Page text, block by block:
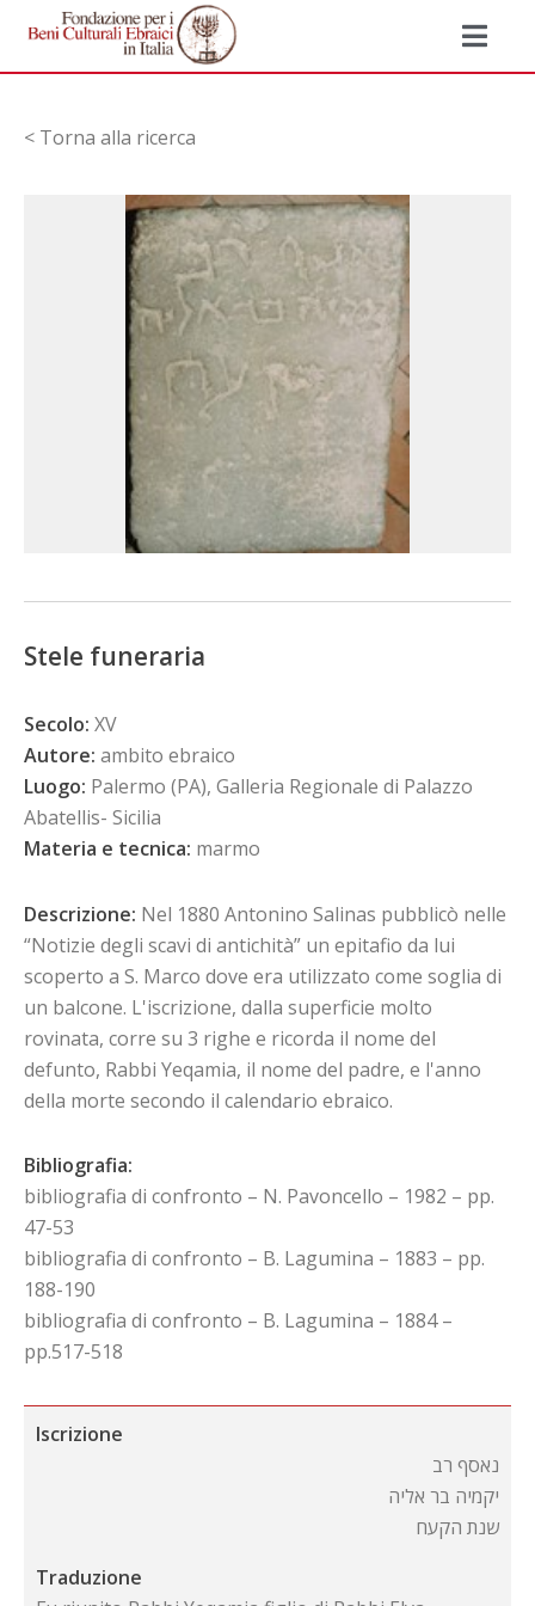
< Torna alla ricerca
Stele funeraria
Secolo: XV
Autore: ambito ebraico
Luogo: Palermo (PA), Galleria Regionale di Palazzo
Abatellis- Sicilia
Materia e tecnica: marmo
Descrizione: Nel 1880 Antonino Salinas pubblicò nelle
“Notizie degli scavi di antichità” un epitafio da lui
scoperto a S. Marco dove era utilizzato come soglia di
un balcone. L'iscrizione, dalla superficie molto
rovinata, corre su 3 righe e ricorda il nome del
defunto, Rabbi Yeqamia, il nome del padre, e l'anno
della morte secondo il calendario ebraico.
Bibliografia:
bibliografia di confronto – N. Pavoncello – 1982 – pp.
47-53
bibliografia di confronto – B. Lagumina – 1883 – pp.
188-190
bibliografia di confronto – B. Lagumina – 1884 –
pp.517-518
Iscrizione
נאסף רב
יקמיה בר אליה
שנת הקעח
Traduzione